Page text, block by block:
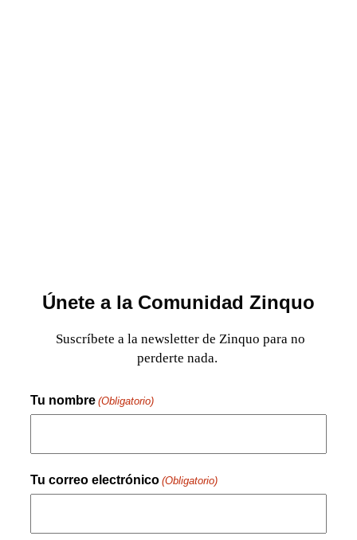
Únete a la Comunidad Zinquo
Suscríbete a la newsletter de Zinquo para no
perderte nada.
Tu nombre (Obligatorio)
Tu correo electrónico (Obligatorio)